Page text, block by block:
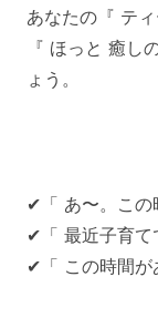
あなたの『 テ
『 ほっと 癒し
ょう。
✔「 あ〜。この
✔「 最近子育て
✔「 この時間が